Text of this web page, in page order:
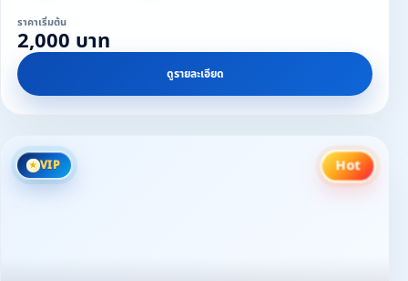
ราคาเริ่มต้น
2,000 บาท
ดูรายละเอียด
VIP Hot